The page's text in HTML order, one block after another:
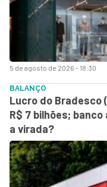
5 de agosto de 2026 - 18:30
BALANÇO
Lucro do Bradesco
R$ 7 bilhões;
a virada?